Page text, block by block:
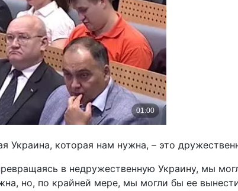
Украина, которая нам нужна, – это
в недружественную Украину, мы
но, по крайней мере, мы могли бы ее